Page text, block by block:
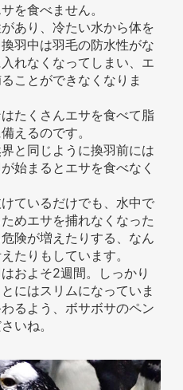
を食べません。
あり、冷たい水から体を
羽中は羽毛の防水性がな
れなくなってしまい、エ
ことができなくなりま
たくさんエサを食べて脂
えるのです。
と同じように換羽前には
始まるとエサを食べなく
ているだけでも、水中で
めエサを捕れなくなった
険が増えたりする、なん
たりもしています。
およそ2週間。しっかり
にはスリムになっていま
るよう、ボサボサのペン
いね。
お問い合わせ